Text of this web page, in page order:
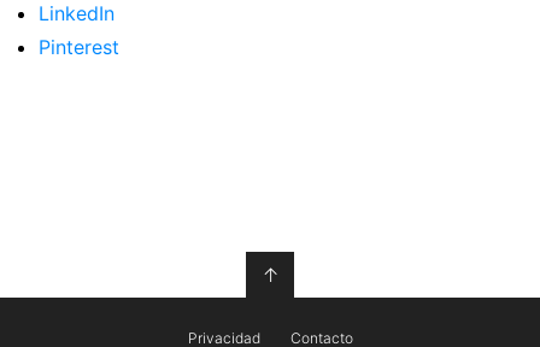
LinkedIn
Pinterest
↑
Privacidad Contacto